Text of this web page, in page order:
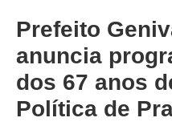
Prefeito
anuncia
dos 67 anos
Política de